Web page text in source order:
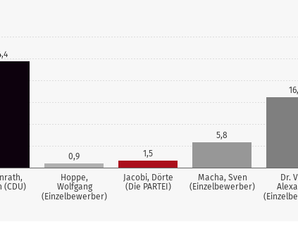
(CDU)
Hoppe,
Wolfgang
(Einzelbewerber)
Jacobi, Dörte
(Die PARTEI)
Macha, Sven
(Einzelbewerber)
Dr.
0,9 1,5
5,8